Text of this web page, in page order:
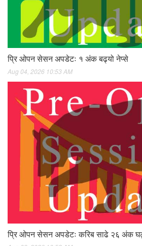
प्रि ओपन सेसन अपडेटः १ अंक बढ्यो नेप्से
Aug 04, 2026 10:53 AM
प्रि ओपन सेसन अपडेटः करिब साढे २६ अंक